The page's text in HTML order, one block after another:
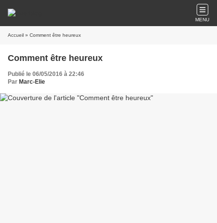
MENU
Accueil » Comment être heureux
Comment être heureux
Publié le 06/05/2016 à 22:46
Par Marc-Elie